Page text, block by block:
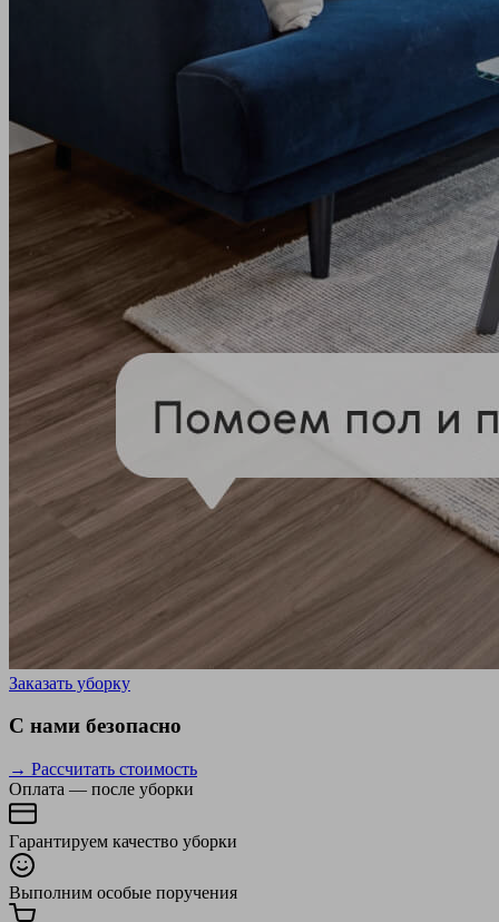
Заказать уборку
С нами безопасно
→ Рассчитать стоимость
Оплата — после уборки
Гарантируем качество уборки
Выполним особые поручения